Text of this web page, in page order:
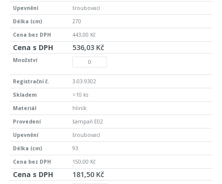
šroubovací
270
443,00 Kč
536,03 Kč
3-03-9302
>10 ks
hliník
šampaň E02
šroubovací
93
150,00 Kč
181,50 Kč